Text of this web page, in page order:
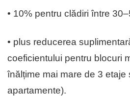
• 10% pentru clădiri între
• plus reducerea
coeficientului pentru blocuri
înălțime mai mare de 3 etaje
apartamente).